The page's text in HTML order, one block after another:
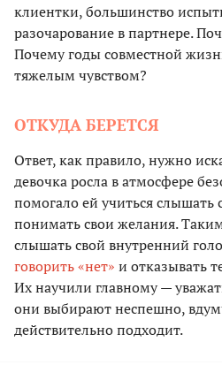
клиентки, большинство
разочарование в партнере.
Почему годы совместной
тяжелым чувством?
ОТКУДА БЕРЕТСЯ
Ответ, как правило, нужно
девочка росла в атмосфере
помогало ей учиться слышать
понимать свои желания.
слышать свой внутренний
говорить «нет» и отказывать
Их научили главному —
они выбирают неспешно,
действительно подходит.